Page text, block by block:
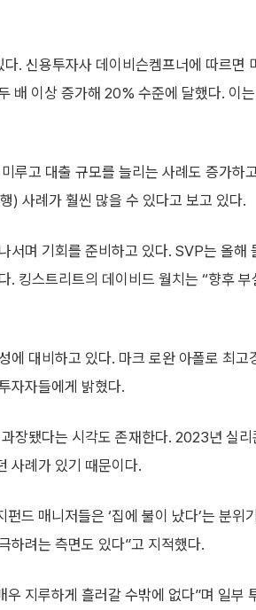
. 신용투자사 데이비슨켐프너에 따르면
배 이상 증가해 20% 수준에 달했다. 이
루고 대출 규모를 늘리는 사례도 증가하
) 사례가 훨씬 많을 수 있다고 보고 있다.
서며 기회를 준비하고 있다. SVP는 올해
. 킹스트리트의 데이비드 월치는 “향후
에 대비하고 있다. 마크 로완 아폴로 최
자자들에게 밝혔다.
장됐다는 시각도 존재한다. 2023년 실
사례가 있기 때문이다.
드 매니저들은 ‘집에 불이 났다’는 분위
하려는 측면도 있다”고 지적했다.
우 지루하게 흘러갈 수밖에 없다”며 일부